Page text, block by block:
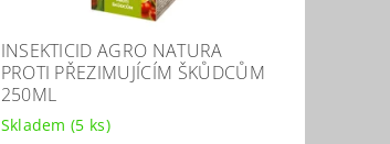
INSEKTICID AGRO NATURA
PROTI PŘEZIMUJÍCÍM ŠKŮDCŮM
250ML
Skladem(5 ks)